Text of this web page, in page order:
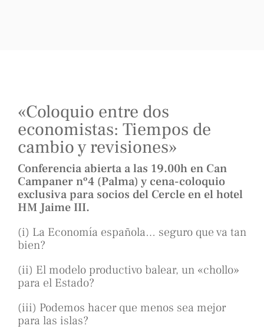
«Coloquio entre dos
economistas: Tiempos de
cambio y revisiones»
Conferencia abierta a las 19.00h en Can
Campaner nº4 (Palma) y cena-coloquio
exclusiva para socios del Cercle en el hotel
HM Jaime III.
(i) La Economía española… seguro que va tan
bien?
(ii) El modelo productivo balear, un «chollo»
para el Estado?
(iii) Podemos hacer que menos sea mejor
para las islas?